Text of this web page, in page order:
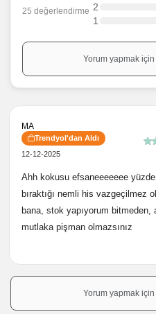
MA
Trendyol'dan Aldı
12-12-2025
Ahh kokusu efsaneeeeeee yüzde
bıraktığı nemli his vazgeçilmez
bana, stok yapıyorum bitmeden,
mutlaka pişman olmazsınız
25 değerlendirme 2
1
Yorum yapmak için
Yorum yapmak için